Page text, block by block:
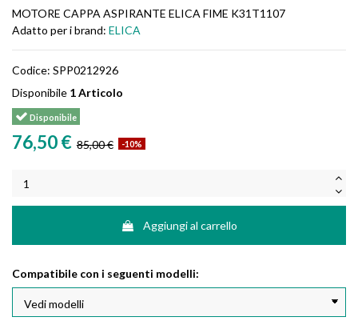
MOTORE CAPPA ASPIRANTE ELICA FIME K31T1107
Adatto per i brand: ELICA
Codice: SPP0212926
Disponibile 1 Articolo
Disponibile
76,50 € 85,00 € -10%
Aggiungi al carrello
Compatibile con i seguenti modelli: